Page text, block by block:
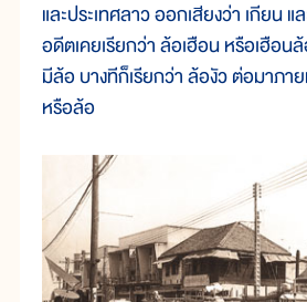
และประเทศลาว ออกเสียงว่า เกียน แ
อดีตเคยเรียกว่า ล้อเฮือน หรือเฮือน
มีล้อ บางทีก็เรียกว่า ล้องัว ต่อมาภา
หรือล้อ